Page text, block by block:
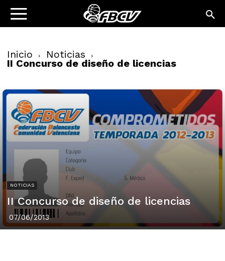
Inicio Noticias
II Concurso de diseño de licencias
NOTICIAS
II Concurso de diseño de licencias
07/06/2013